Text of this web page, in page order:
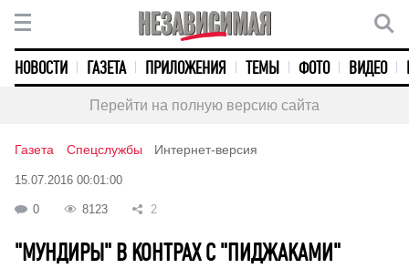
НОВОСТИ ГАЗЕТА ПРИЛОЖЕНИЯ ТЕМЫ ФОТО ВИДЕО
Перейти на полную версию сайта
Газета Спецслужбы Интернет-версия
15.07.2016 00:01:00
0 8123 2
"МУНДИРЫ" В КОНТРАХ С "ПИДЖАКАМИ"